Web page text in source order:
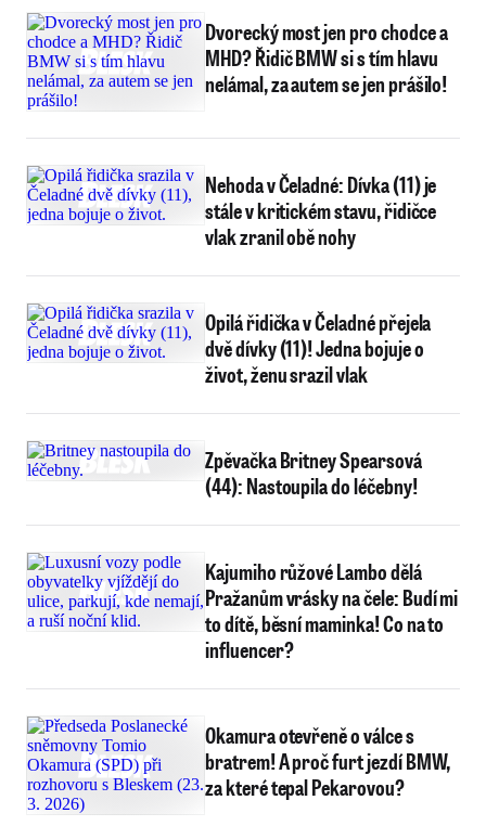
Dvorecký most jen pro chodce a
MHD? Řidič BMW si s tím hlavu
nelámal, za autem se jen prášilo!
Nehoda v Čeladné: Dívka (11) je
stále v kritickém stavu, řidičce
vlak zranil obě nohy
Opilá řidička v Čeladné přejela
dvě dívky (11)! Jedna bojuje o
život, ženu srazil vlak
Zpěvačka Britney Spearsová
(44): Nastoupila do léčebny!
Kajumiho růžové Lambo dělá
Pražanům vrásky na čele: Budí mi
to dítě, běsní maminka! Co na to
influencer?
Okamura otevřeně o válce s
bratrem! A proč furt jezdí BMW,
za které tepal Pekarovou?